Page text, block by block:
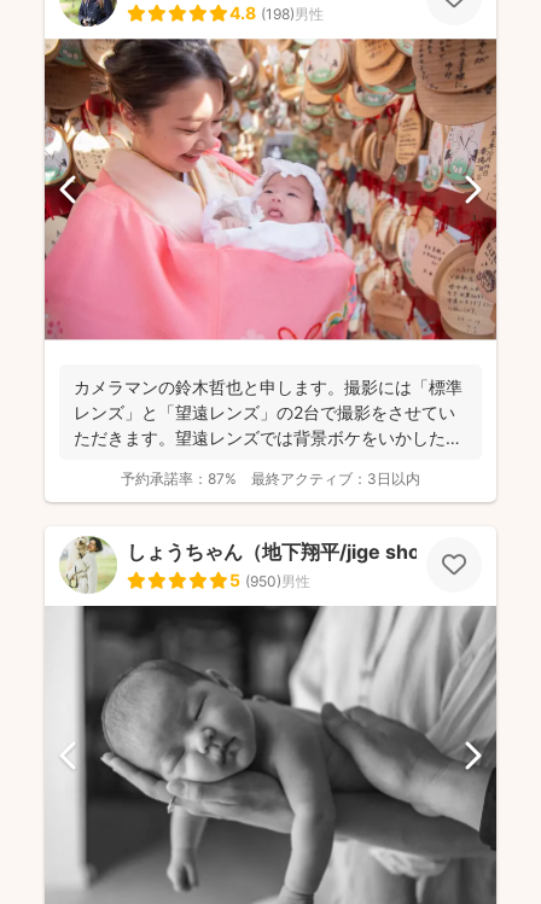
4.8 (198)男性
カメラマンの鈴木哲也と申します。撮影には「標準
レンズ」と「望遠レンズ」の2台で撮影をさせてい
ただきます。望遠レンズでは背景ボケをいかしたお
予約承諾率： 87% 最終アクティブ： 3日以内
しょうちゃん（地下翔平/jige shohe）
5 (950)男性